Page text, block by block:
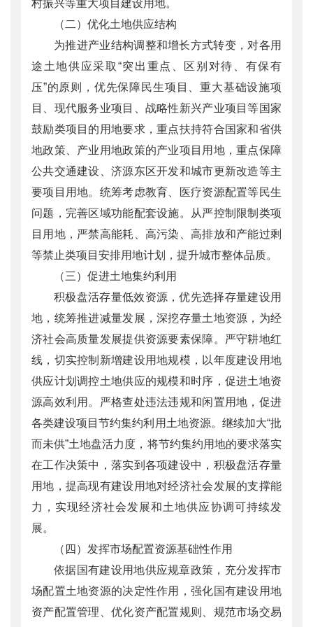
村振兴等重大项目建设用地。
（二）优化土地供应结构
为推进产业结构调整和增长方式转变，对各用
途土地供应采取“突出重点、区别对待、有保有
压”的原则，优先保障民生项目、重大基础设施项
目、现代服务业项目、战略性新兴产业项目等国家
鼓励类项目的用地要求，重点扶持符合国家和省供
地政策、产业用地政策的产业项目用地，重点保障
公共交通建设、济源东区开发和城市更新改造等主
要项目用地。统筹考虑教育、医疗资源配置等民生
问题，完善区域功能配套设施。从严控制限制类项
目用地，严禁高能耗、高污染、高排放和产能过剩
等禁止类项目安排用地计划，提升城市整体品质。
（三）促进土地集约利用
积极盘活存量低效资源，优先选择存量建设用
地，统筹推进减量发展，深挖存量土地资源，为经
济社会高质量发展提供资源要素保障。严守耕地红
线，切实控制新增建设用地规模，以年度建设用地
供应计划调控土地供应的规模和时序，促进土地资
源高效利用。严格查处违法违规和闲置用地，促进
各类建设项目节约集约利用土地资源。继续加大“批
而未供”土地盘活力度，将节约集约用地的要求落实
在工作决策中，落实到各项建设中，积极盘活存量
用地，提高现有建设用地对经济社会发展的支撑能
力，实现经济社会发展和土地供应协调可持续发
展。
（四）发挥市场配置资源基础性作用
依据国有建设用地供应规章政策，充分发挥市
场配置土地资源的决定性作用，强化国有建设用地
资产配置管理、优化资产配置规则、规范市场交易